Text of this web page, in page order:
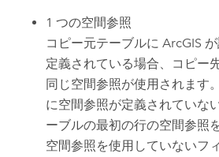
1 つの空間参照
コピー元テーブルに ArcGIS
定義されている場合、コピー
同じ空間参照が使用されます
に空間参照が定義されていな
ーブルの最初の行の空間参照
空間参照を使用していないフ